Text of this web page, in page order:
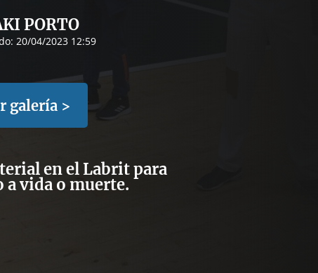
PORTO
20/04/2023 12:59
galería >
en el Labrit para
vida o muerte.